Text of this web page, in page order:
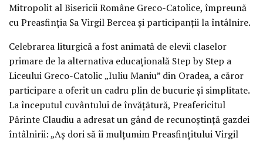
Mitropolit al Bisericii Române Greco-Catolice, împreună
cu Preasfinția Sa Virgil Bercea și participanții la întâlnire.
Celebrarea liturgică a fost animată de elevii claselor
primare de la alternativa educațională Step by Step a
Liceului Greco-Catolic „Iuliu Maniu” din Oradea, a căror
participare a oferit un cadru plin de bucurie și simplitate.
La începutul cuvântului de învățătură, Preafericitul
Părinte Claudiu a adresat un gând de recunoștință gazdei
întâlnirii: „Aș dori să îi mulțumim Preasfințitului Virgil